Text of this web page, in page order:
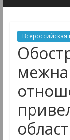
Всероссийская